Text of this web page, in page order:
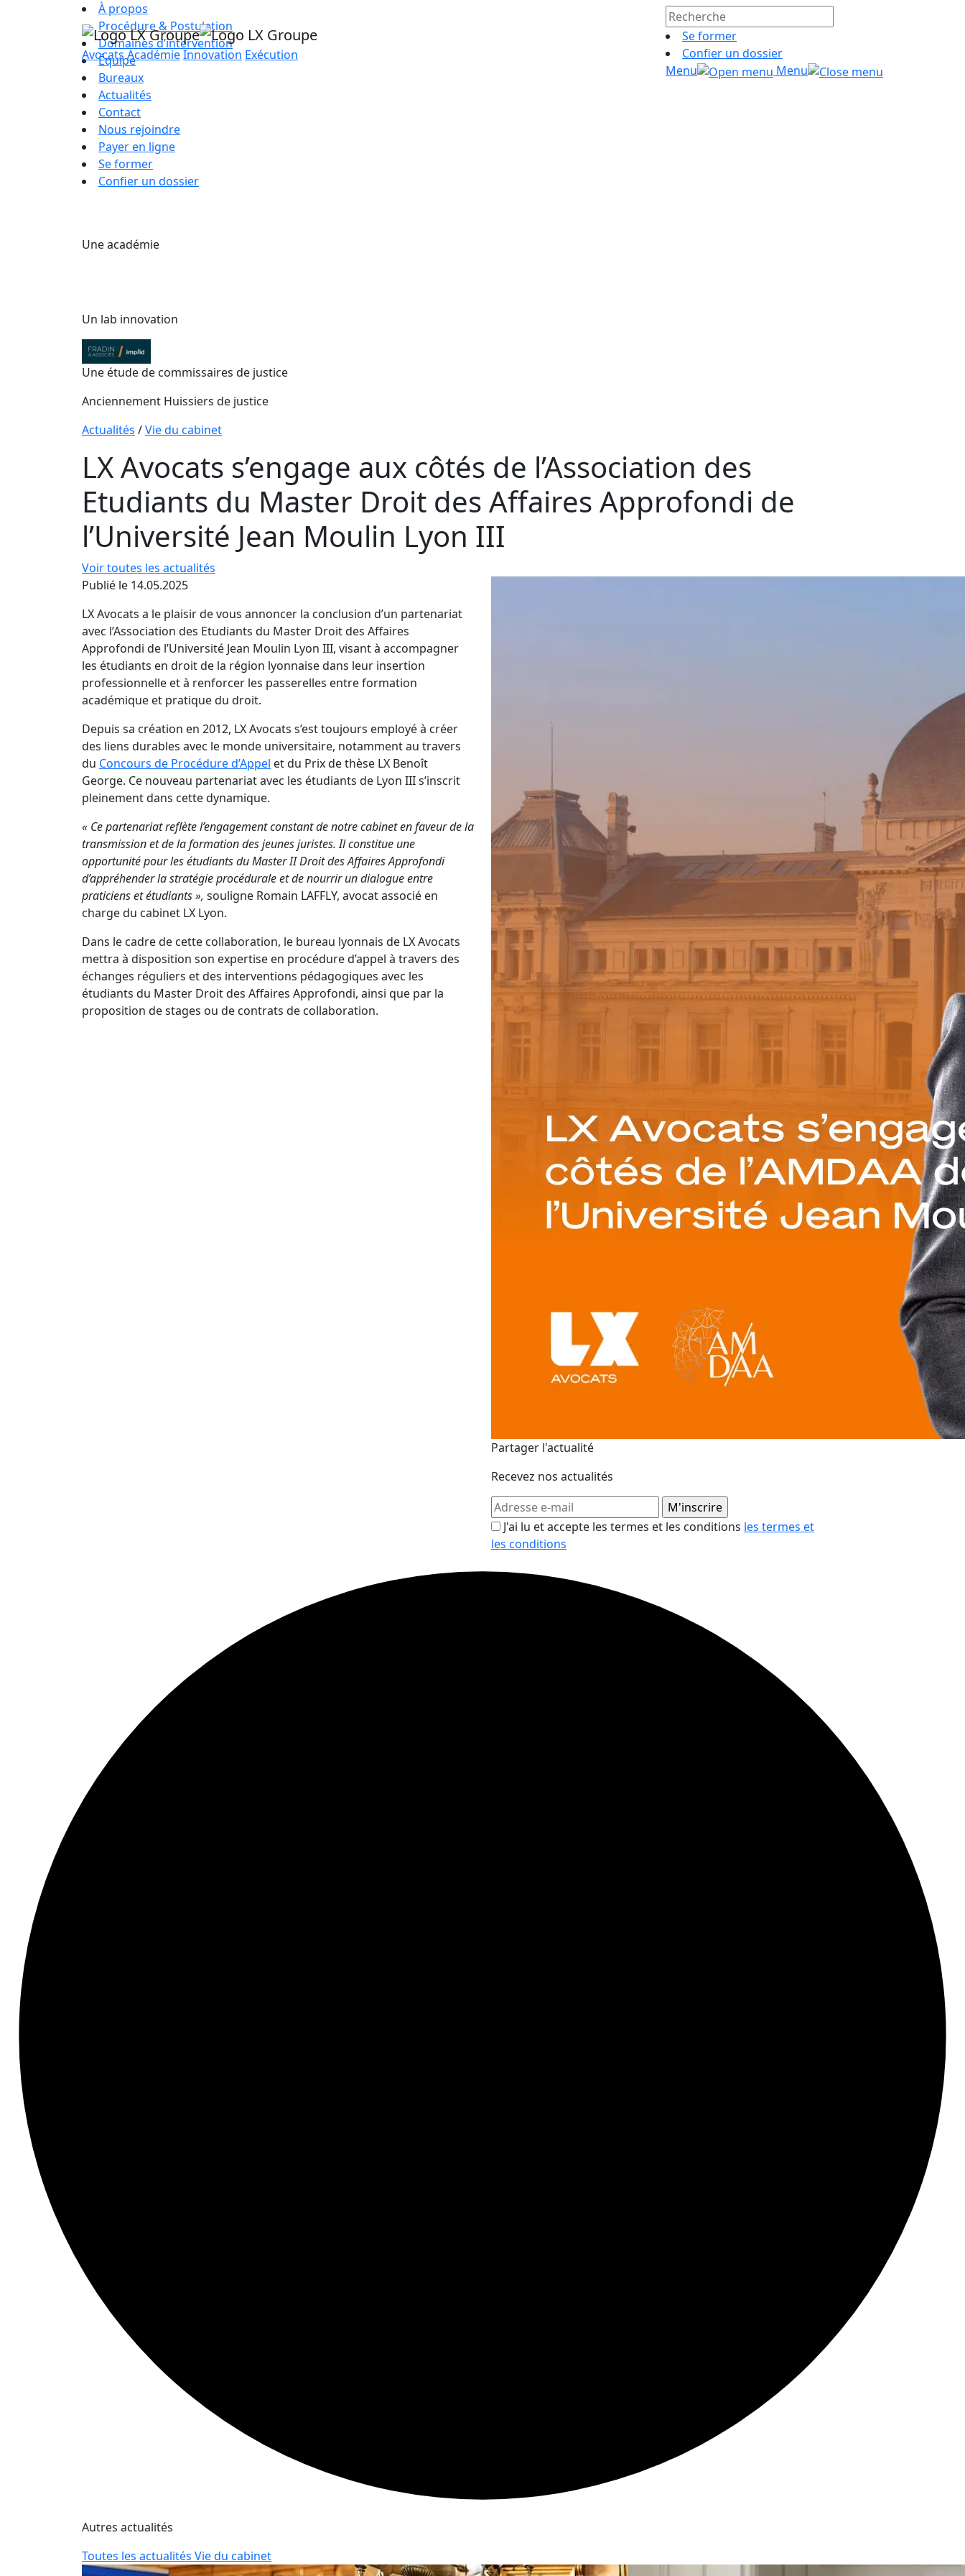
AvocatsAcadémieInnovation Exécution
Se former
Confier un dossier
Menu
Menu
À propos
Procédure & Postulation
Domaines d’intervention
Équipe
Bureaux
Actualités
Contact
Nous rejoindre
Payer en ligne
Se former
Confier un dossier
Une académie
Un lab innovation
Une étude de commissaires de justice
Anciennement Huissiers de justice
Actualités /Vie du cabinet
LX Avocats s’engage aux côtés de l’Association des
Etudiants du Master Droit des Affaires Approfondi de
l’Université Jean Moulin Lyon III
Voir toutes les actualités
Publié le 14.05.2025
LX Avocats a le plaisir de vous annoncer la conclusion d’un partenariat
avec l’Association des Etudiants du Master Droit des Affaires
Approfondi de l’Université Jean Moulin Lyon III, visant à accompagner
les étudiants en droit de la région lyonnaise dans leur insertion
professionnelle et à renforcer les passerelles entre formation
académique et pratique du droit.
Depuis sa création en 2012, LX Avocats s’est toujours employé à créer
des liens durables avec le monde universitaire, notamment au travers
du Concours de Procédure d’Appel et du Prix de thèse LX Benoît
George. Ce nouveau partenariat avec les étudiants de Lyon III s’inscrit
pleinement dans cette dynamique.
« Ce partenariat reflète l’engagement constant de notre cabinet en faveur de la
transmission et de la formation des jeunes juristes. Il constitue une
opportunité pour les étudiants du Master II Droit des Affaires Approfondi
d’appréhender la stratégie procédurale et de nourrir un dialogue entre
praticiens et étudiants », souligne Romain LAFFLY, avocat associé en
charge du cabinet LX Lyon.
Dans le cadre de cette collaboration, le bureau lyonnais de LX Avocats
mettra à disposition son expertise en procédure d’appel à travers des
échanges réguliers et des interventions pédagogiques avec les
étudiants du Master Droit des Affaires Approfondi, ainsi que par la
proposition de stages ou de contrats de collaboration.
Partager l'actualité
Recevez nos actualités
J'ai lu et accepte les termes et les conditions les termes et
les conditions
Autres actualités
Toutes les actualités Vie du cabinet